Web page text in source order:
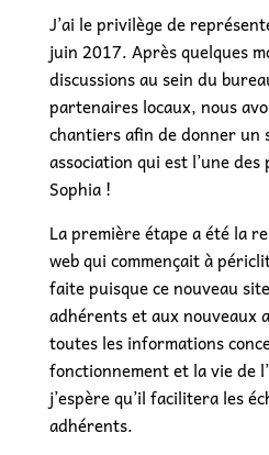
J’ai le privilège de
juin 2017. Après quelques
discussions au sein du
partenaires locaux, nous
chantiers afin de donner un
association qui est l’une
Sophia !
La première étape a été la
web qui commençait à
faite puisque ce nouveau
adhérents et aux nouveaux
toutes les informations
fonctionnement et la vie de
j’espère qu’il facilitera les
adhérents.